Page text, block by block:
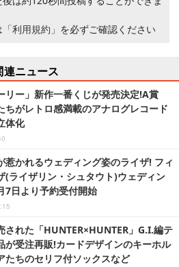
「利用規約」 を必ずご確認ください
連ニュース
リー」新作一番くじが発売決定!A賞
ちがレトロ感満載のアナログレコード
体化
惹かれるウェディング姿のライザ! フィ
(ライザリン・シュタウト)ウェディン
7日より予約受付開始
された「HUNTER×HUNTER」G.I.編テ
が受注再販!カードデザインのキーホル
たちのセリフ付ソックスなど